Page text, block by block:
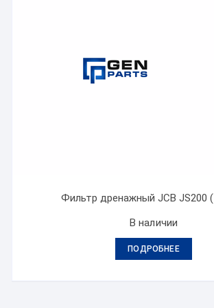
Фильтр дренажный JCB JS200
В наличии
ПОДРОБНЕЕ